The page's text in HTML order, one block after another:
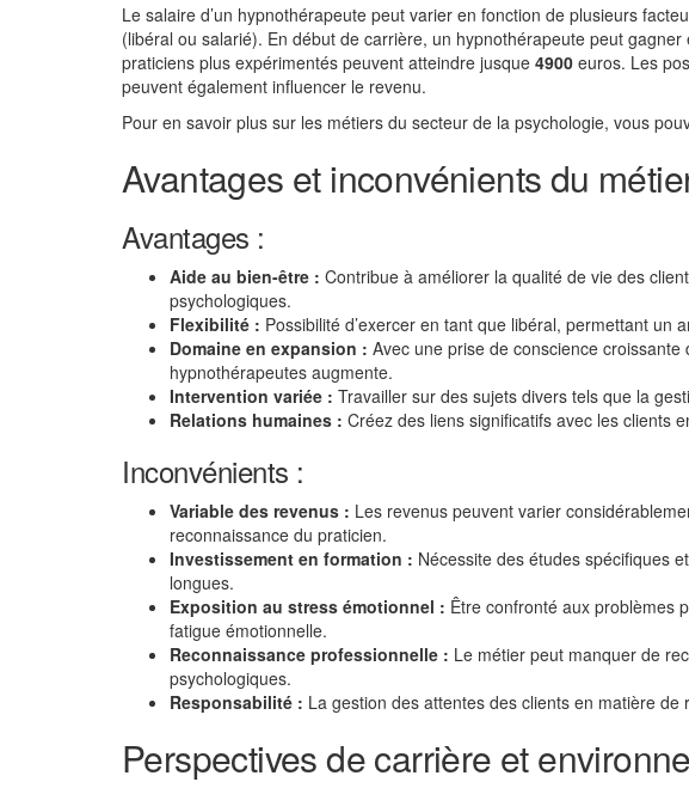
Le salaire d’un hypnothérapeute peut varier en fonction de plusieurs
(libéral ou salarié). En début de carrière, un hypnothérapeute peut gagner
praticiens plus expérimentés peuvent atteindre jusque 4900 euros. Les
peuvent également influencer le revenu.
Pour en savoir plus sur les métiers du secteur de la psychologie, vous
Avantages et inconvénients du
Avantages :
Aide au bien-être : Contribue à améliorer la qualité de vie des
psychologiques.
Flexibilité : Possibilité d’exercer en tant que libéral, permettant
Domaine en expansion : Avec une prise de conscience
hypnothérapeutes augmente.
Intervention variée : Travailler sur des sujets divers tels que la
Relations humaines : Créez des liens significatifs avec les clients
Inconvénients :
Variable des revenus : Les revenus peuvent varier
reconnaissance du praticien.
Investissement en formation : Nécessite des études spécifiques
longues.
Exposition au stress émotionnel : Être confronté aux problèmes
fatigue émotionnelle.
Reconnaissance professionnelle : Le métier peut manquer de
psychologiques.
Responsabilité : La gestion des attentes des clients en matière
Perspectives de carrière et